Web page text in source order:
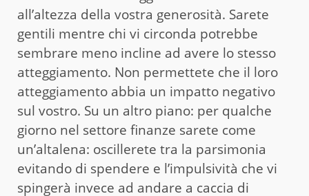
all’altezza della vostra generosità. Sarete
gentili mentre chi vi circonda potrebbe
sembrare meno incline ad avere lo stesso
atteggiamento. Non permettete che il loro
atteggiamento abbia un impatto negativo
sul vostro. Su un altro piano: per qualche
giorno nel settore finanze sarete come
un’altalena: oscillerete tra la parsimonia
evitando di spendere e l’impulsività che vi
spingerà invece ad andare a caccia di